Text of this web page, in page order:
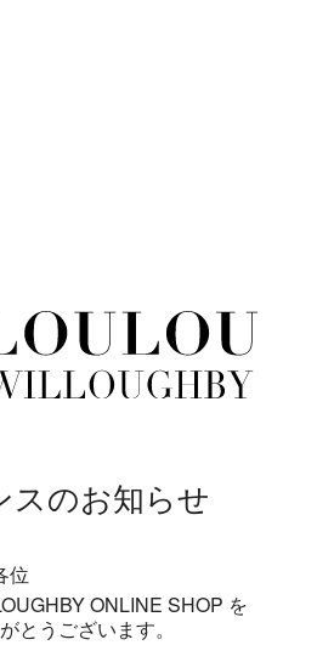
スのお知らせ
位
ONLINE SHOP を
とうございます。